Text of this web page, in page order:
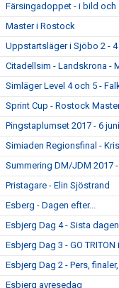
Färsingadoppet - i bild
Master i Rostock
Uppstartsläger i Sjöbo 2 -
Citadellsim - Landskrona -
Simläger Level 4 och 5 -
Sprint Cup - Rostock
Pingstaplumset 2017 - 6
Simiaden Regionsfinal -
Summering DM/JDM 2017
Pristagare - Elin Sjöstrand
Esberg - Dagen efter...
Esbjerg Dag 4 - Sista
Esbjerg Dag 3 - GO TRITON
Esbjerg Dag 2 - Pers,
Esbjerg avresedag